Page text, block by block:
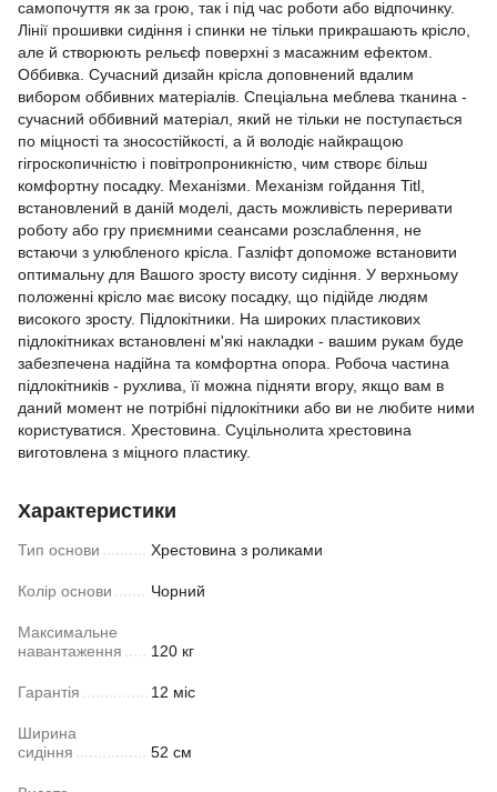
самопочуття як за грою, так і під час роботи або відпочинку.
Лінії прошивки сидіння і спинки не тільки прикрашають крісло,
але й створюють рельєф поверхні з масажним ефектом.
Оббивка. Сучасний дизайн крісла доповнений вдалим
вибором оббивних матеріалів. Спеціальна меблева тканина -
сучасний оббивний матеріал, який не тільки не поступається
по міцності та зносостійкості, а й володіє найкращою
гігроскопичністю і повітропроникністю, чим створє більш
комфортну посадку. Механізми. Механізм гойдання Titl,
встановлений в даній моделі, дасть можливість переривати
роботу або гру приємними сеансами розслаблення, не
встаючи з улюбленого крісла. Газліфт допоможе встановити
оптимальну для Вашого зросту висоту сидіння. У верхньому
положенні крісло має високу посадку, що підійде людям
високого зросту. Підлокітники. На широких пластикових
підлокітниках встановлені м'які накладки - вашим рукам буде
забезпечена надійна та комфортна опора. Робоча частина
підлокітників - рухлива, її можна підняти вгору, якщо вам в
даний момент не потрібні підлокітники або ви не любите ними
користуватися. Хрестовина. Суцільнолита хрестовина
виготовлена з міцного пластику.
Характеристики
Тип основи Хрестовина з роликами
Колір основи Чорний
Максимальне
навантаження
120 кг
Гарантія 12 міс
Ширина
сидіння
52 см